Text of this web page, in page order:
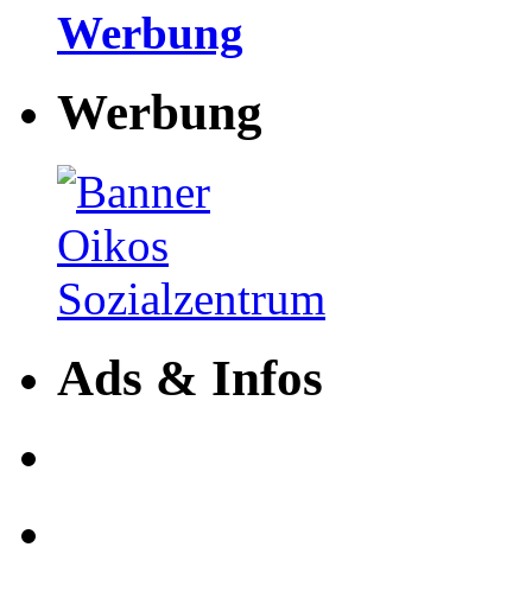
Werbung
Werbung
Ads & Infos